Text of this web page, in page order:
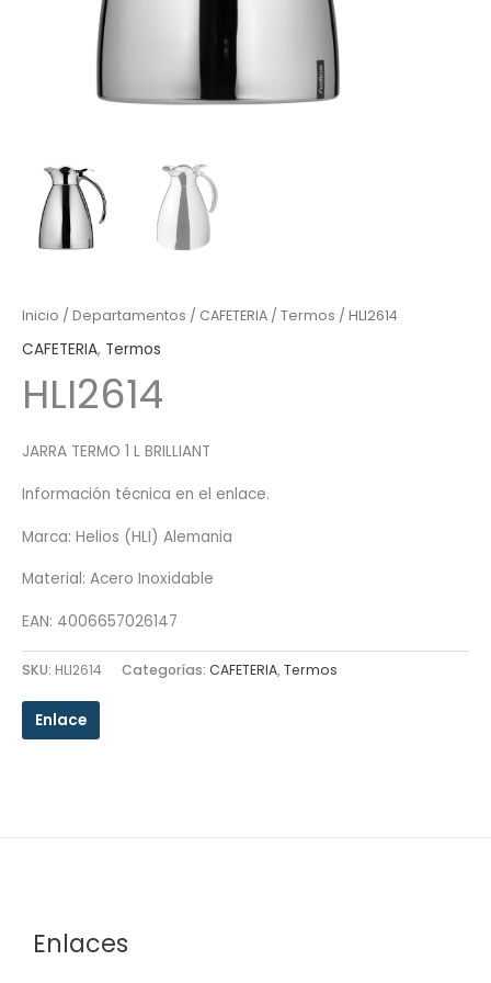
Inicio / Departamentos / CAFETERIA / Termos / HLI2614
CAFETERIA, Termos
HLI2614
JARRA TERMO 1 L BRILLIANT
Información técnica en el enlace.
Marca: Helios (HLI) Alemania
Material: Acero Inoxidable
EAN: 4006657026147
SKU: HLI2614 Categorías: CAFETERIA,Termos
Enlace
Enlaces